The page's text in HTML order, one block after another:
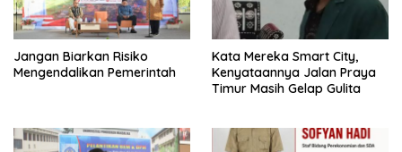
Jangan Biarkan Risiko
Mengendalikan Pemerintah
Kata Mereka Smart City,
Kenyataannya Jalan Praya
Timur Masih Gelap Gulita